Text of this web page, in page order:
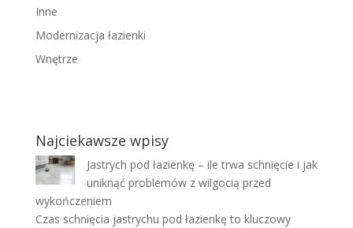
Inne
Modernizacja łazienki
Wnętrze
Najciekawsze wpisy
Jastrych pod łazienkę – ile trwa schnięcie i jak
uniknąć problemów z wilgocią przed
wykończeniem
Czas schnięcia jastrychu pod łazienkę to kluczowy